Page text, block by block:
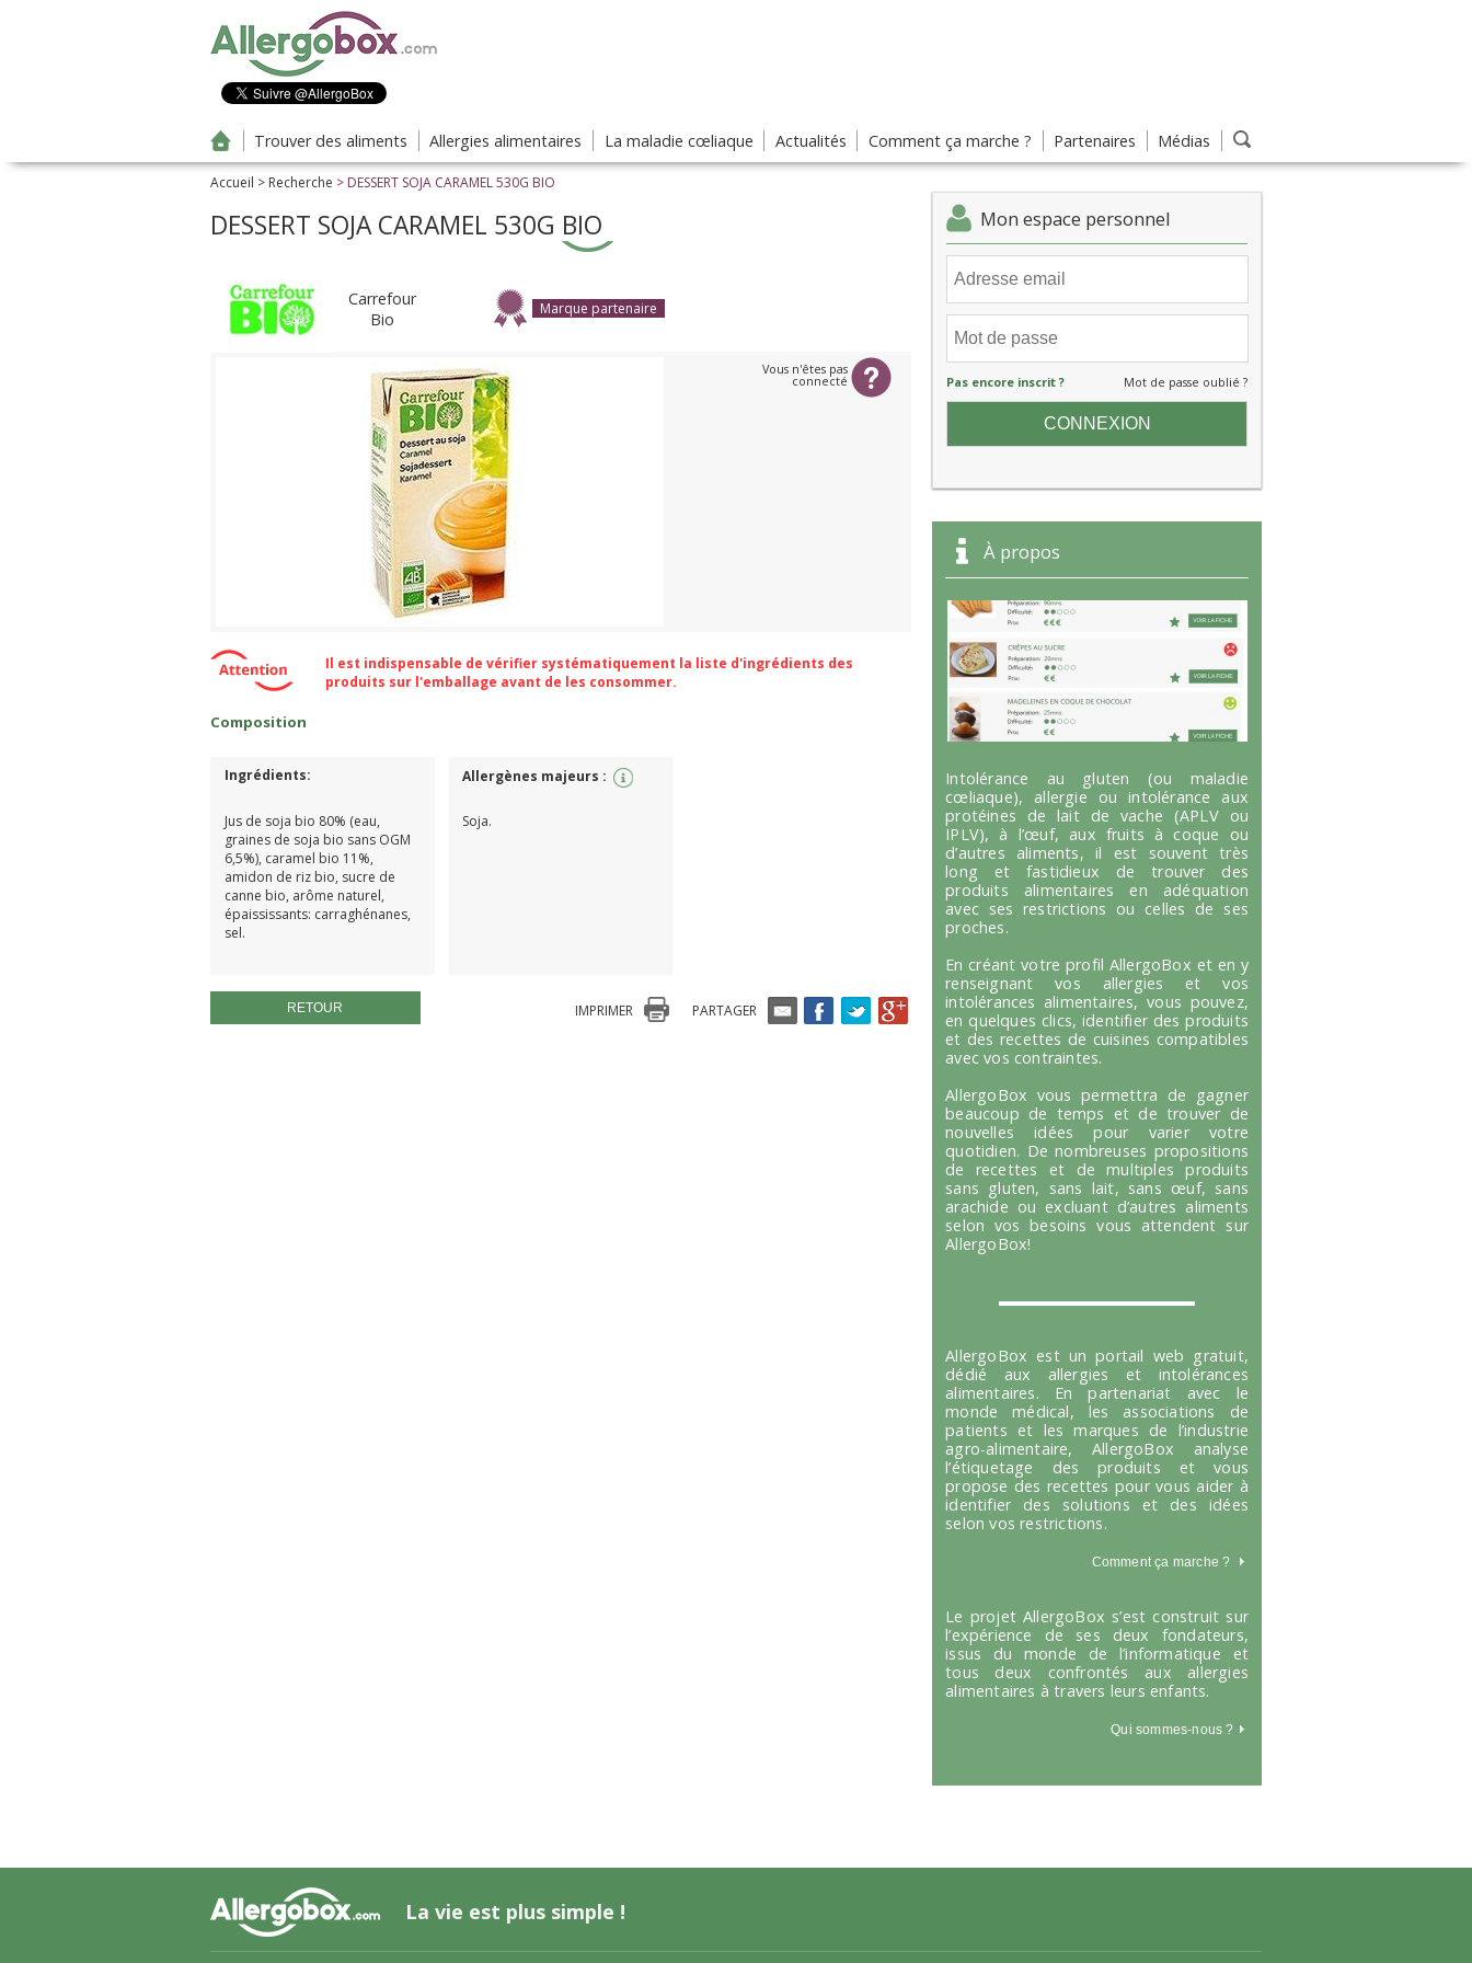
Trouver des aliments Allergies alimentaires La maladie cœliaque Actualités Comment ça marche ? Partenaires Médias
Accueil > Recherche > DESSERT SOJA CARAMEL 530G BIO
Mon espace personnel
Pas encore inscrit ? Mot de passe oublié ?
À propos
Intolérance au gluten (ou maladie
cœliaque), allergie ou intolérance aux
protéines de lait de vache (APLV ou
IPLV), à l’œuf, aux fruits à coque ou
d’autres aliments, il est souvent très
long et fastidieux de trouver des
produits alimentaires en adéquation
avec ses restrictions ou celles de ses
proches.
En créant votre profil AllergoBox et en y
renseignant vos allergies et vos
intolérances alimentaires, vous pouvez,
en quelques clics, identifier des produits
et des recettes de cuisines compatibles
avec vos contraintes.
AllergoBox vous permettra de gagner
beaucoup de temps et de trouver de
nouvelles idées pour varier votre
quotidien. De nombreuses propositions
de recettes et de multiples produits
sans gluten, sans lait, sans œuf, sans
arachide ou excluant d’autres aliments
selon vos besoins vous attendent sur
AllergoBox!
AllergoBox est un portail web gratuit,
dédié aux allergies et intolérances
alimentaires. En partenariat avec le
monde médical, les associations de
patients et les marques de l’industrie
agro-alimentaire, AllergoBox analyse
l’étiquetage des produits et vous
propose des recettes pour vous aider à
identifier des solutions et des idées
selon vos restrictions.
Comment ça marche ?
Le projet AllergoBox s’est construit sur
l’expérience de ses deux fondateurs,
issus du monde de l’informatique et
tous deux confrontés aux allergies
alimentaires à travers leurs enfants.
Qui sommes-nous ?
DESSERT SOJA CARAMEL 530G BIO
Carrefour
Bio
Marque partenaire
Vous n'êtes pas
connecté
Il est indispensable de vérifier systématiquement la liste d'ingrédients des
produits sur l'emballage avant de les consommer.
Composition
Ingrédients:
Jus de soja bio 80% (eau,
graines de soja bio sans OGM
6,5%), caramel bio 11%,
amidon de riz bio, sucre de
canne bio, arôme naturel,
épaississants: carraghénanes,
sel.
Allergènes majeurs :
Soja.
RETOUR PARTAGER
IMPRIMER
La vie est plus simple !